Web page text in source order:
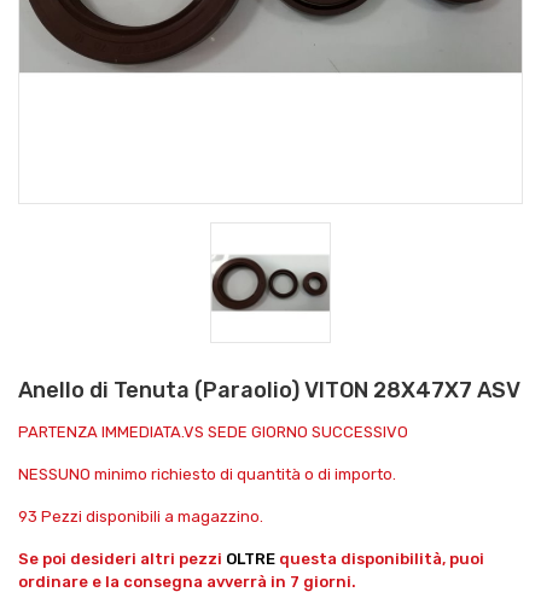
Anello di Tenuta (Paraolio) VITON 28X47X7 ASV
PARTENZA IMMEDIATA.VS SEDE GIORNO SUCCESSIVO
NESSUNO minimo richiesto di quantità o di importo.
93 Pezzi disponibili a magazzino.
Se poi desideri altri pezzi OLTRE questa disponibilità, puoi
ordinare e la consegna avverrà in 7 giorni.